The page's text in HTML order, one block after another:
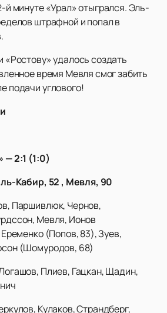
минуте «Урал» отыгрался. Эль-
штрафной и попал в
«Ростову» удалось создать
время Мевля смог забить
подачи углового!
— 2:1 (1:0)
Кабир, 52 , Мевля, 90
Паршивлюк, Чернов,
Мевля, Ионов
(Попов, 83), Зуев,
(Шомуродов, 68)
Плиев, Гацкан, Щадин,
Кулаков, Страндберг,